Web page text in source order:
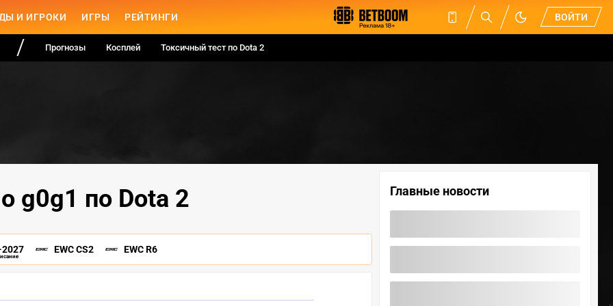
И ИГРОКИ ИГРЫ РЕЙТИНГИ ВОЙТИ
Прогнозы Косплей Токсичный тест по Dota 2
g0g1 по Dota 2
EWC CS2 EWC R6
Главные новости